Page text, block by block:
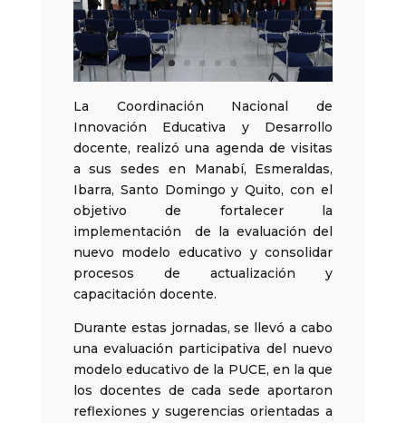
La Coordinación Nacional de
Innovación Educativa y Desarrollo
docente, realizó una agenda de visitas
a sus sedes en Manabí, Esmeraldas,
Ibarra, Santo Domingo y Quito, con el
objetivo de fortalecer la
implementación de la evaluación del
nuevo modelo educativo y consolidar
procesos de actualización y
capacitación docente.
Durante estas jornadas, se llevó a cabo
una evaluación participativa del nuevo
modelo educativo de la PUCE, en la que
los docentes de cada sede aportaron
reflexiones y sugerencias orientadas a